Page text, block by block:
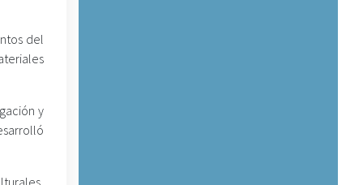
del
y